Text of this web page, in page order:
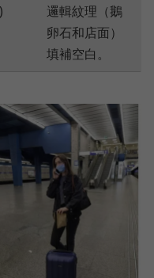
邏輯紋理（鵝
卵石和店面）
填補空白。